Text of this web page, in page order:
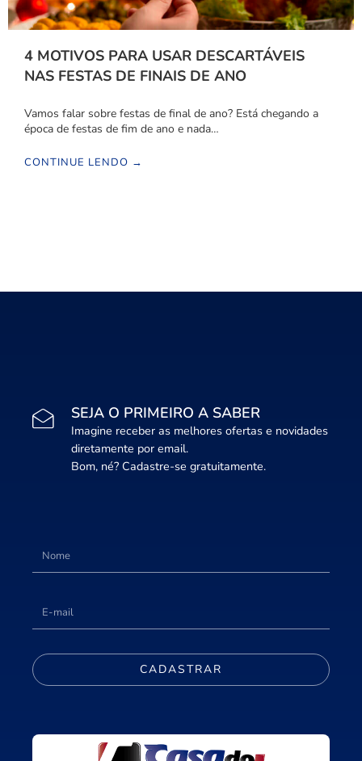
4 MOTIVOS PARA USAR DESCARTÁVEIS
NAS FESTAS DE FINAIS DE ANO
Vamos falar sobre festas de final de ano? Está chegando a
época de festas de fim de ano e nada…
CONTINUE LENDO →
SEJA O PRIMEIRO A SABER
Imagine receber as melhores ofertas e novidades
diretamente por email.
Bom, né? Cadastre-se gratuitamente.
CADASTRAR